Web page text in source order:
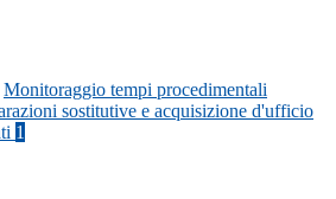
Monitoraggio tempi procedimentali
sostitutive e acquisizione d'ufficio
1